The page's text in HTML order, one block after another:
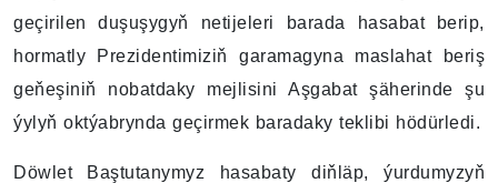
geçirilen duşuşygyň netijeleri barada hasabat berip,
hormatly Prezidentimiziň garamagyna maslahat beriş
geňeşiniň nobatdaky mejlisini Aşgabat şäherinde şu
ýylyň oktýabrynda geçirmek baradaky teklibi hödürledi.
Döwlet Baştutanymyz hasabaty diňläp, ýurdumyzyň